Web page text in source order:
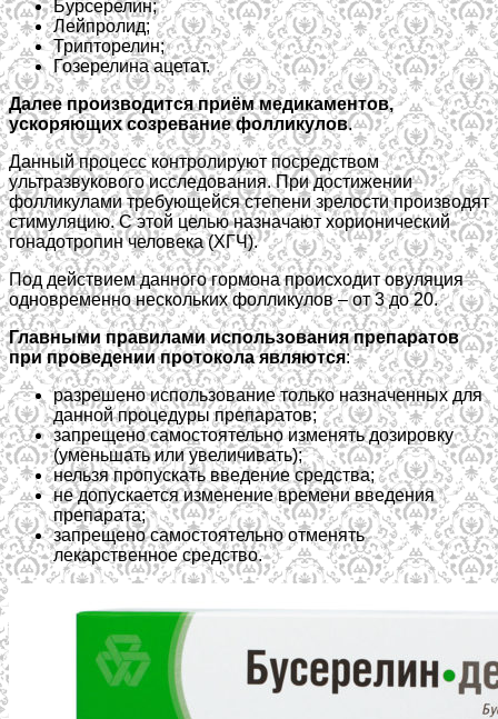
Бурсерелин;
Лейпролид;
Трипторелин;
Гозерелина ацетат.
Далее производится приём медикаментов,
ускоряющих созревание фолликулов.
Данный процесс контролируют посредством
ультразвукового исследования. При достижении
фолликулами требующейся степени зрелости производят
стимуляцию. С этой целью назначают хорионический
гонадотропин человека (ХГЧ).
Под действием данного гормона происходит овуляция
одновременно нескольких фолликулов – от 3 до 20.
Главными правилами использования препаратов
при проведении протокола являются:
разрешено использование только назначенных для
данной процедуры препаратов;
запрещено самостоятельно изменять дозировку
(уменьшать или увеличивать);
нельзя пропускать введение средства;
не допускается изменение времени введения
препарата;
запрещено самостоятельно отменять
лекарственное средство.